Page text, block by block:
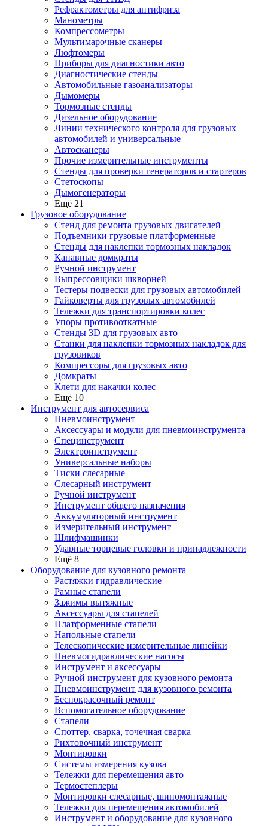
Рефрактометры для антифриза
Манометры
Компрессометры
Мультимарочные сканеры
Люфтомеры
Приборы для диагностики авто
Диагностические стенды
Автомобильные газоанализаторы
Дымомеры
Тормозные стенды
Дизельное оборудование
Линии технического контроля для грузовых
автомобилей и универсальные
Автосканеры
Прочие измерительные инструменты
Стенды для проверки генераторов и стартеров
Стетоскопы
Дымогенераторы
Ещё 21
Грузовое оборудование
Стенд для ремонта грузовых двигателей
Подъемники грузовые платформенные
Стенды для наклепки тормозных накладок
Канавные домкраты
Ручной инструмент
Выпрессовщики шкворней
Тестеры подвески для грузовых автомобилей
Гайковерты для грузовых автомобилей
Тележки для транспортировки колес
Упоры противооткатные
Стенды 3D для грузовых авто
Станки для наклепки тормозных накладок для
грузовиков
Компрессоры для грузовых авто
Домкраты
Клети для накачки колес
Ещё 10
Инструмент для автосервиса
Пневмоинструмент
Аксессуары и модули для пневмоинструмента
Специнструмент
Электроинструмент
Универсальные наборы
Тиски слесарные
Слесарный инструмент
Ручной инструмент
Инструмент общего назначения
Аккумуляторный инструмент
Измерительный инструмент
Шлифмашинки
Ударные торцевые головки и принадлежности
Ещё 8
Оборудование для кузовного ремонта
Растяжки гидравлические
Рамные стапели
Зажимы вытяжные
Аксессуары для стапелей
Платформенные стапели
Напольные стапели
Телескопические измерительные линейки
Пневмогидравлические насосы
Инструмент и аксессуары
Ручной инструмент для кузовного ремонта
Пневмоинструмент для кузовного ремонта
Беспокрасочный ремонт
Вспомогательное оборудование
Стапели
Споттер, сварка, точечная сварка
Рихтовочный инструмент
Монтировки
Системы измерения кузова
Тележки для перемещения авто
Термостеплеры
Монтировки слесарные, шиномонтажные
Тележки для перемещения автомобилей
Инструмент и оборудование для кузовного